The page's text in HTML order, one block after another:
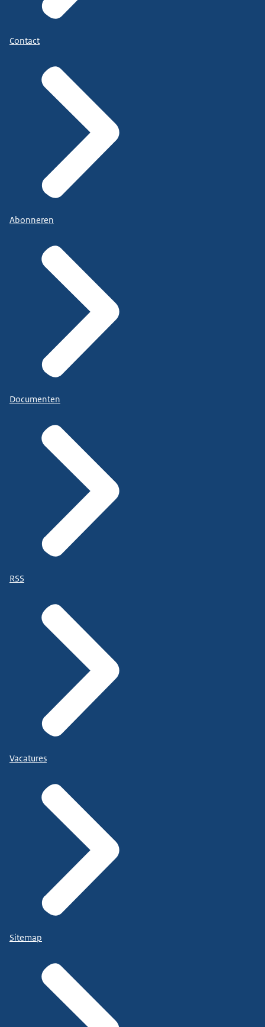
Contact
Abonneren
Documenten
RSS
Vacatures
Sitemap